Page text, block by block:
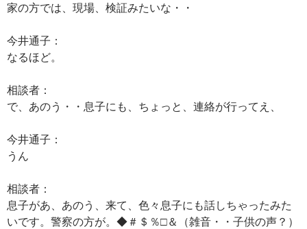
家の方では、現場、検証みたいな・・
今井通子：
なるほど。
相談者：
で、あのう・・息子にも、ちょっと、連絡が行ってえ、
今井通子：
うん
相談者：
息子があ、あのう、来て、色々息子にも話しちゃったみた
いです。警察の方が。◆＃＄％□＆（雑音・・子供の声？）